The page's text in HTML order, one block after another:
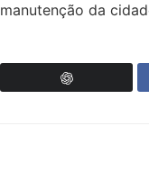
manutenção da